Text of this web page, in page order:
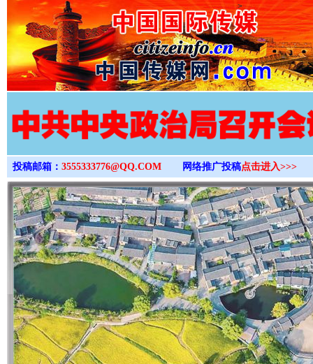
>
投稿邮箱： 3555333776@QQ.COM 网络推广投稿点击进入>>>